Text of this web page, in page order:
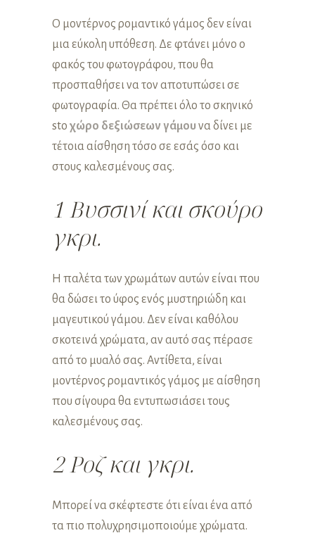
Ο μοντέρνος ρομαντικό γάμος δεν είναι
μια εύκολη υπόθεση. Δε φτάνει μόνο ο
φακός του φωτογράφου, που θα
προσπαθήσει να τον αποτυπώσει σε
φωτογραφία. Θα πρέπει όλο το σκηνικό
sto χώρο δεξιώσεων γάμουνα δίνει με
τέτοια αίσθηση τόσο σε εσάς όσο και
στους καλεσμένους σας.
1 Βυσσινί και σκούρο
γκρι.
Η παλέτα των χρωμάτων αυτών είναι που
θα δώσει το ύφος ενός μυστηριώδη και
μαγευτικού γάμου. Δεν είναι καθόλου
σκοτεινά χρώματα, αν αυτό σας πέρασε
από το μυαλό σας. Αντίθετα, είναι
μοντέρνος ρομαντικός γάμος με αίσθηση
που σίγουρα θα εντυπωσιάσει τους
καλεσμένους σας.
2 Ροζ και γκρι.
Μπορεί να σκέφτεστε ότι είναι ένα από
τα πιο πολυχρησιμοποιούμε χρώματα.